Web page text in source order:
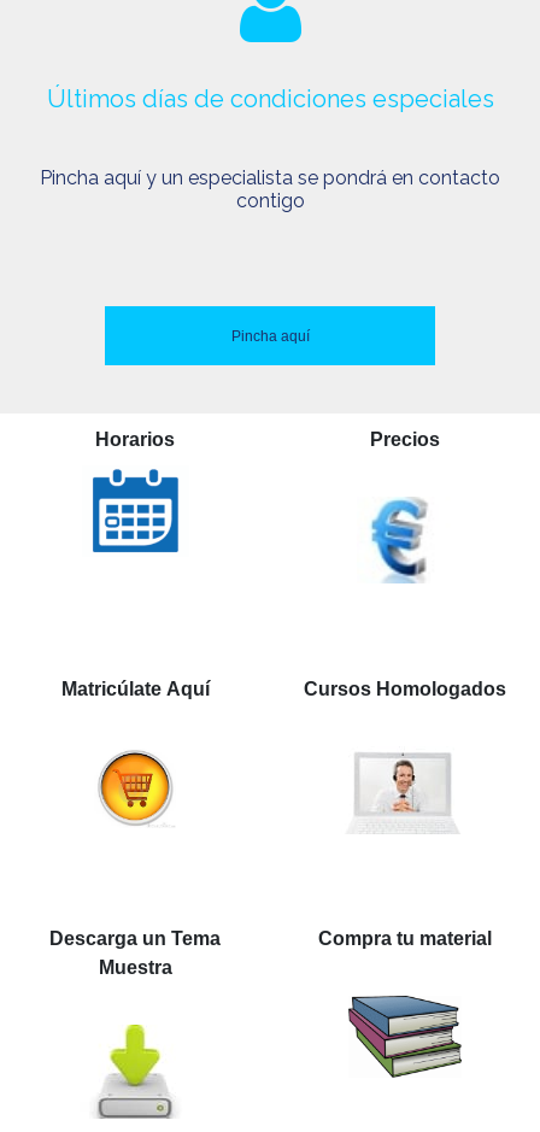
Últimos días de condiciones especiales
Pincha aquí y un especialista se pondrá en contacto
contigo
Pincha aquí
Horarios Precios
Matricúlate Aquí Cursos Homologados
Descarga un Tema
Muestra
Compra tu material